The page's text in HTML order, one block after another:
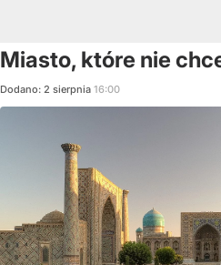
Miasto, które nie
Dodano: 2 sierpnia 16:00